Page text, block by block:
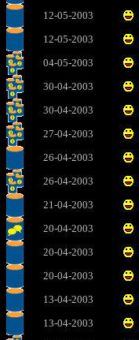
12-05-2003
12-05-2003
04-05-2003
30-04-2003
30-04-2003
27-04-2003
26-04-2003
26-04-2003
21-04-2003
20-04-2003
20-04-2003
20-04-2003
13-04-2003
13-04-2003